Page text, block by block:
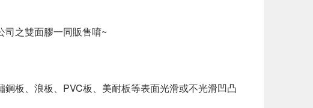
司之雙面膠一同販售唷~
板、浪板、PVC板、美耐板等表面光滑或不光滑凹凸